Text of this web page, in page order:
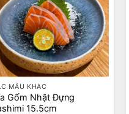
MẪU KHÁC
Gốm Nhật Đựng
15.5cm